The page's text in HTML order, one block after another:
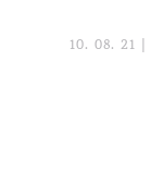
10. 08. 21 |